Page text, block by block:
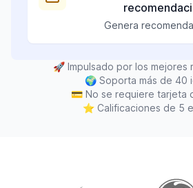
Genera
🚀 Impulsado por los mejores
🌍 Soporta más de 40
💳 No se requiere tarjeta
⭐ Calificaciones de 5